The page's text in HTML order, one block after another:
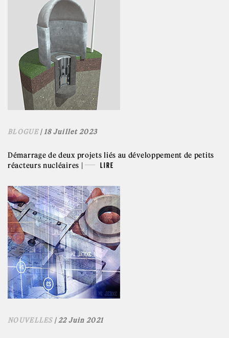
BLOGUE| 18 Juillet 2023
Démarrage de deux projets liés au développement de petits
réacteurs nucléaires |
LIRE
NOUVELLES| 22 Juin 2021